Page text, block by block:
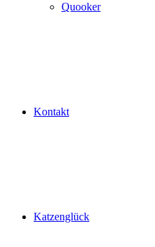
Quooker
Kontakt
Katzenglück